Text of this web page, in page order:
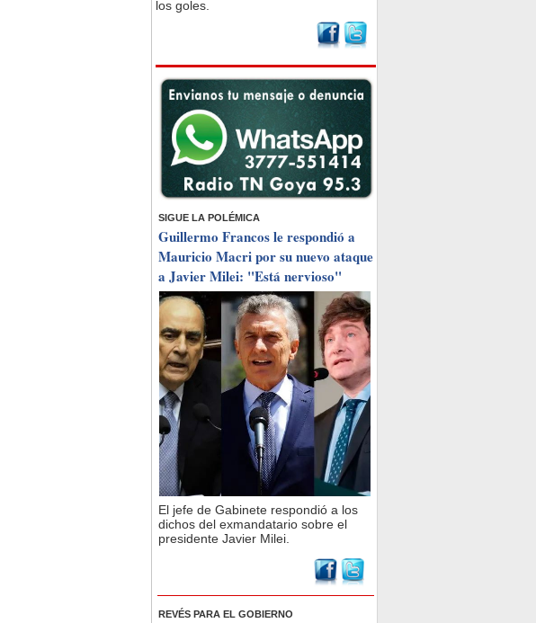
los goles.
SIGUE LA POLÉMICA
Guillermo Francos le respondió a
Mauricio Macri por su nuevo ataque
a Javier Milei: "Está nervioso"
El jefe de Gabinete respondió a los
dichos del exmandatario sobre el
presidente Javier Milei.
REVÉS PARA EL GOBIERNO